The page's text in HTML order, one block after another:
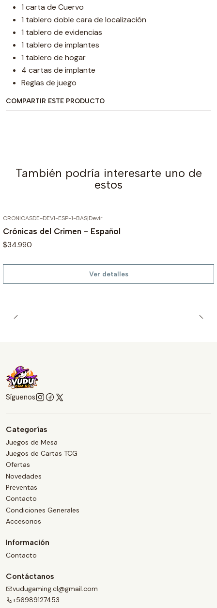
1 carta de Cuervo
1 tablero doble cara de localización
1 tablero de evidencias
1 tablero de implantes
1 tablero de hogar
4 cartas de implante
Reglas de juego
COMPARTIR ESTE PRODUCTO
También podría interesarte uno de
estos
CRONICASDE-DEVI-ESP-1-BAS|Devir
Crónicas del Crimen - Español
$34.990
Ver detalles
Síguenos
Categorías
Juegos de Mesa
Juegos de Cartas TCG
Ofertas
Novedades
Preventas
Contacto
Condiciones Generales
Accesorios
Información
Contacto
Contáctanos
vudugaming.cl@gmail.com
+56989127453